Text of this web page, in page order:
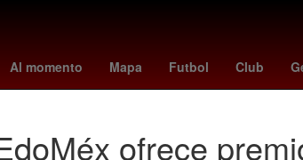
Al momento Mapa Futbol Club
cruz minnesota - juárez coordinación
ofrece